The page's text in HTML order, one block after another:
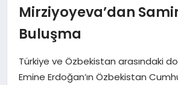
MAGAZIN
SAĞLIK
Mirziyoyeva’dan
Buluşma
Türkiye ve Özbekistan arasındaki
Emine Erdoğan’ın Özbekistan